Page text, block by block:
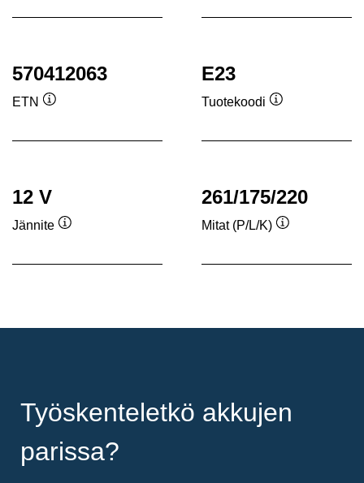
570412063
ETN
E23
Tuotekoodi
12 V
Jännite
261/175/220
Mitat (P/L/K)
Työskenteletkö akkujen
parissa?